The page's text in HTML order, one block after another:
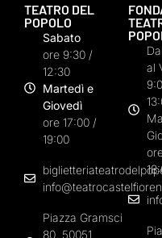
TEATRO DEL
POPOLO
Sabato
ore 9:30 /
12:30
Martedì e
Giovedì
ore 17:00 /
19:00
Piazza Gramsci
80, 50051
al